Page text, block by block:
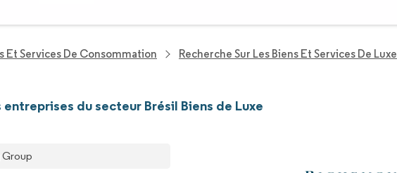
Et Services De Consommation Recherche Sur Les Biens Et Services De Luxe
entreprises du secteur Brésil Biens de Luxe
Group